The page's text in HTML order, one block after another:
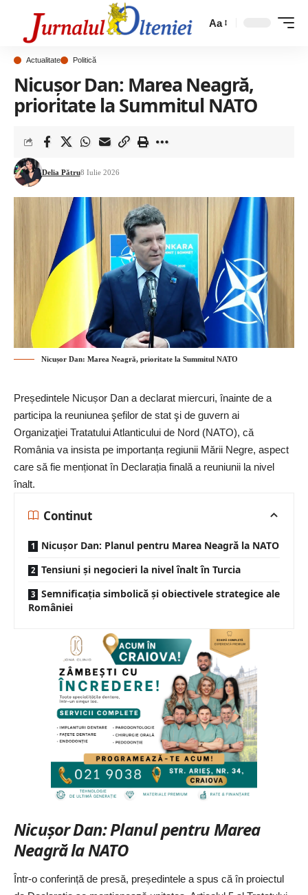
Aa
Actualitate Politică
Nicușor Dan: Marea Neagră,
prioritate la Summitul NATO
Delia Pătru8 Iulie 2026
Nicușor Dan: Marea Neagră, prioritate la Summitul NATO
Președintele Nicușor Dan a declarat miercuri, înainte de a
participa la reuniunea şefilor de stat şi de guvern ai
Organizaţiei Tratatului Atlanticului de Nord (NATO), că
România va insista pe importanța regiunii Mării Negre, aspect
care să fie menționat în Declarația finală a reuniunii la nivel
înalt.
Continut
Nicușor Dan: Planul pentru Marea Neagră la NATO
Tensiuni și negocieri la nivel înalt în Turcia
Semnificația simbolică și obiectivele strategice ale
României
Nicușor Dan: Planul pentru Marea
Neagră la NATO
Într-o conferință de presă, președintele a spus că în proiectul